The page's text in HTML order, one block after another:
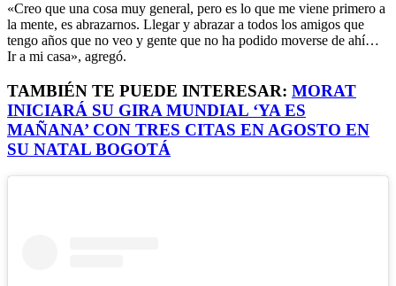
«Creo que una cosa muy general, pero es lo que me viene primero a
la mente, es abrazarnos. Llegar y abrazar a todos los amigos que
tengo años que no veo y gente que no ha podido moverse de ahí…
Ir a mi casa», agregó.
TAMBIÉN TE PUEDE INTERESAR: MORAT
INICIARÁ SU GIRA MUNDIAL ‘YA ES
MAÑANA’ CON TRES CITAS EN AGOSTO EN
SU NATAL BOGOTÁ